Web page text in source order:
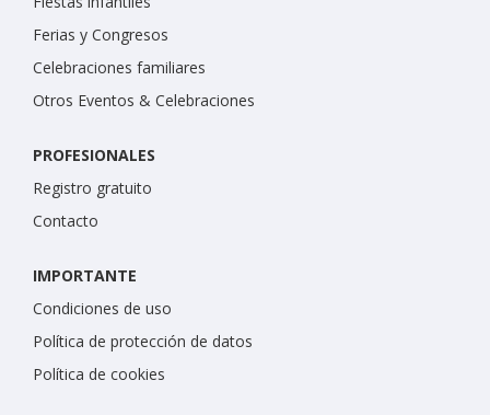
Ferias y Congresos
Celebraciones familiares
Otros Eventos & Celebraciones
PROFESIONALES
Registro gratuito
Contacto
IMPORTANTE
Condiciones de uso
Política de protección de datos
Política de cookies